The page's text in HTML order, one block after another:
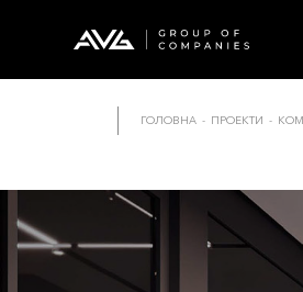
ГОЛОВНА - ПРОЕКТИ -